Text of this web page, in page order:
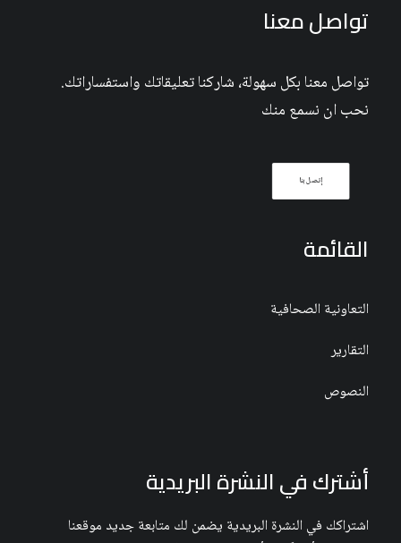
تواصل معنا
تواصل معنا بكل سهولة، شاركنا تعليقاتك واستفساراتك.
نحب ان نسمع منك
إتصل بنا
القائمة
التعاونية الصحافية
التقارير
النصوص
أشترك في النشرة البريدية
اشتراكك في النشرة البريدية يضمن لك متابعة جديد موقعنا